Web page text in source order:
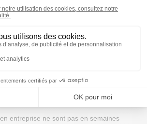
leBTS Tourisme, leBACHELOR
Touristique
campus est découpé entre périodes
et périodes en entreprise. Mais à
professionnels :
à une de nos offres. Ils sont libres de
alternance où bon leur semble.
entreprise ne sont pas en semaines